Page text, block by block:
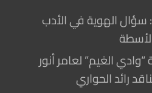
سؤال الهوية في الأدب
الغيم” لعامر أنور
رائد الحواري